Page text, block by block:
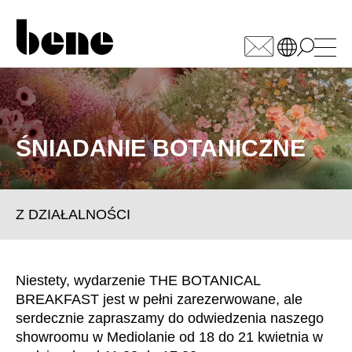
WÄHLEN SIE IHREN
MARKT
Arabia Saudyjska(SA)
Armenia(AM)
Austria(AT)
Bahrajn
Białoruś(BY)
Bułgaria (BG)
Chiny(CN)
ŚNIADANIE BOTANICZNE
Z DZIAŁALNOŚCI
Niestety, wydarzenie THE BOTANICAL
BREAKFAST jest w pełni zarezerwowane, ale
serdecznie zapraszamy do odwiedzenia naszego
showroomu w Mediolanie od 18 do 21 kwietnia w